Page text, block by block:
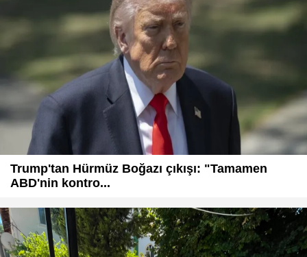
Trump'tan Hürmüz Boğazı çıkışı: "Tamamen
ABD'nin kontro...